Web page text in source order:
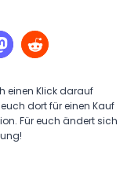
einen Klick darauf
dort für einen Kauf
Für euch ändert sich